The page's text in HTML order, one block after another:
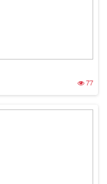
77